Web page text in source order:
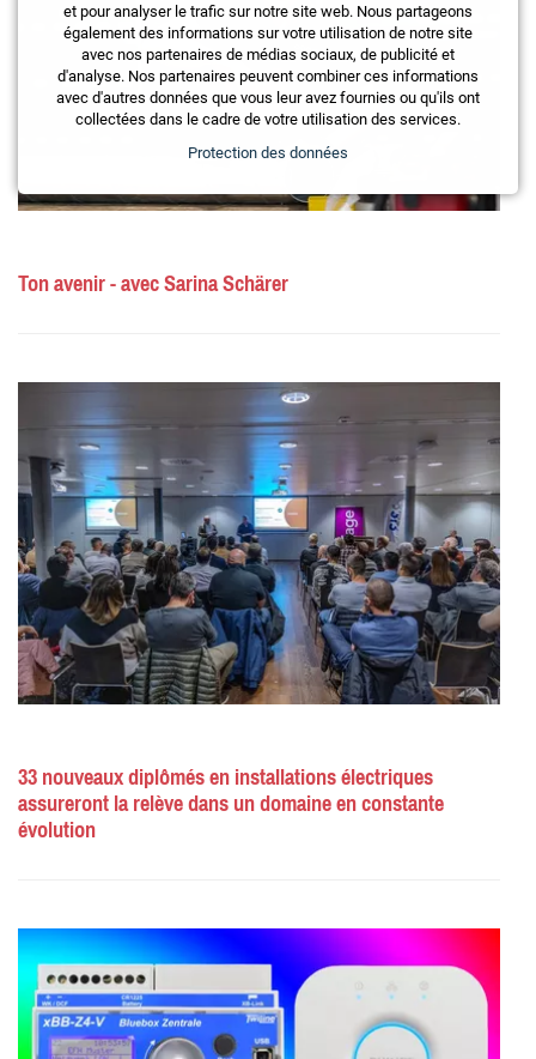
Ton avenir - avec Sarina Schärer
33 nouveaux diplômés en installations électriques
assureront la relève dans un domaine en constante
évolution
et pour analyser le trafic sur notre site web. Nous partageons
également des informations sur votre utilisation de notre site
avec nos partenaires de médias sociaux, de publicité et
d'analyse. Nos partenaires peuvent combiner ces informations
avec d'autres données que vous leur avez fournies ou qu'ils ont
collectées dans le cadre de votre utilisation des services.
Protection des données